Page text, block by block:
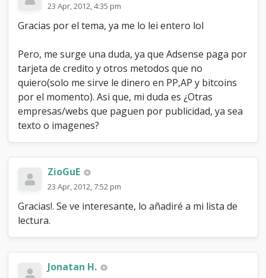
23 Apr, 2012, 4:35 pm
Gracias por el tema, ya me lo lei entero lol
Pero, me surge una duda, ya que Adsense paga por
tarjeta de credito y otros metodos que no
quiero(solo me sirve le dinero en PP,AP y bitcoins
por el momento). Asi que, mi duda es ¿Otras
empresas/webs que paguen por publicidad, ya sea
texto o imagenes?
ZioGuE
23 Apr, 2012, 7:52 pm
Gracias!. Se ve interesante, lo añadiré a mi lista de
lectura.
Jonatan H.